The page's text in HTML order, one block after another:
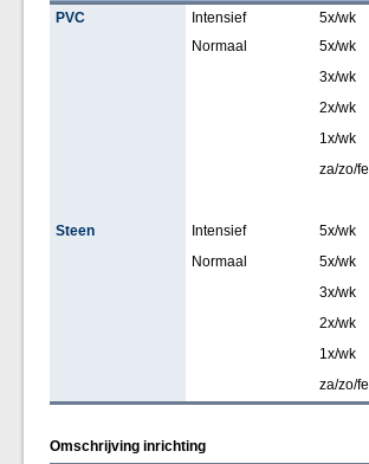
PVC
Intensief 5x/wk
Normaal
5x/wk
3x/wk
2x/wk
1x/wk
za/zo/fe
Steen Intensief 5x/wk
Normaal
5x/wk
3x/wk
2x/wk
1x/wk
za/zo/fe
Omschrijving inrichting